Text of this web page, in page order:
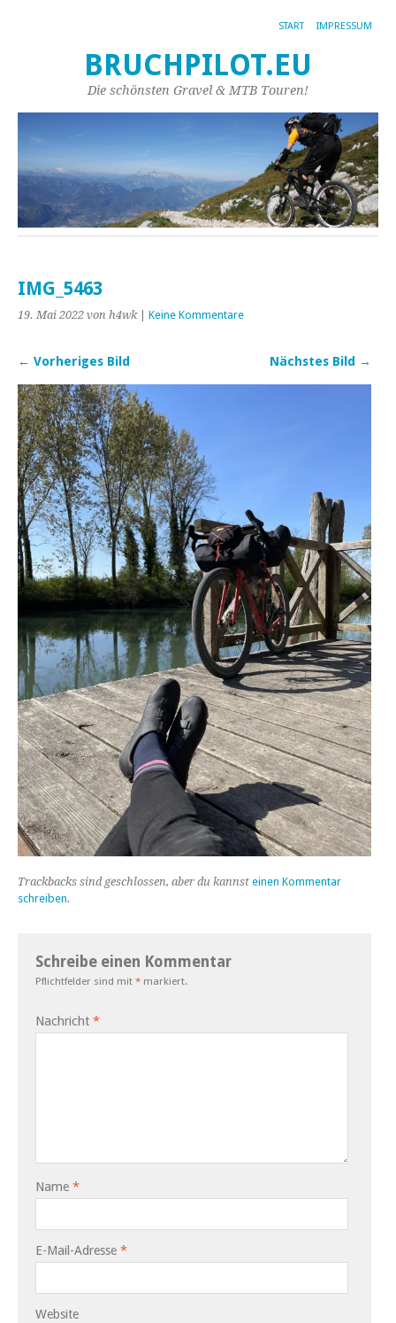
START IMPRESSUM
BRUCHPILOT.EU
Die schönsten Gravel & MTB Touren!
IMG_5463
19. Mai 2022 von h4wk| Keine Kommentare
← Vorheriges Bild Nächstes Bild →
Trackbacks sind geschlossen, aber du kannst einen Kommentar
schreiben.
Schreibe einen Kommentar
Pflichtfelder sind mit * markiert.
Nachricht *
Name *
E-Mail-Adresse *
Website